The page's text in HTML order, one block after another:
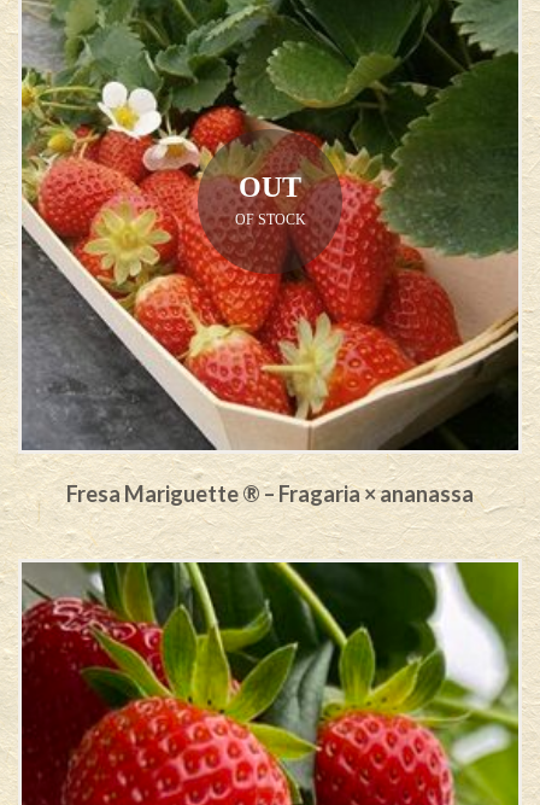
OUT
OF STOCK
Fresa Mariguette ® – Fragaria × ananassa